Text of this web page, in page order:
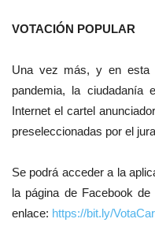
VOTACIÓN POPULAR
Una vez más, y en esta
pandemia, la
Internet el cartel
preseleccionadas por el
Se podrá acceder a la
la página de Facebook
enlace: https://bit.ly/